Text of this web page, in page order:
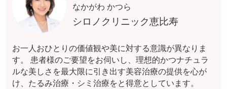
なかがわ かつら
シロノクリニック恵比寿
お一人おひとりの価値観や美に対する意識が異なりま
す。 患者様のご要望をお伺いし、理想的かつナチュラ
ルな美しさを最大限に引き出す美容治療の提供を心が
け、たるみ治療・シミ治療をと得意としています。